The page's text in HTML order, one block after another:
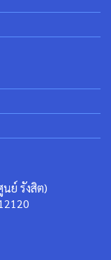
ย์ รังสิต)